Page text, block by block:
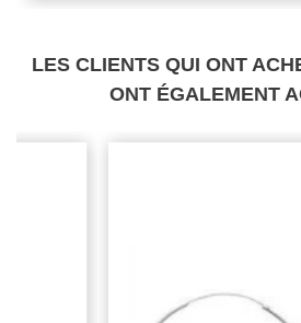
LES CLIENTS QUI ONT
ONT ÉGALEMENT